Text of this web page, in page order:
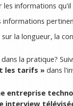
les informations
informations
la longueur, la
la pratique?
les tarifs »dans
entreprise
interview